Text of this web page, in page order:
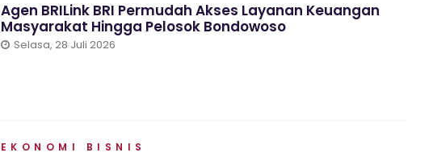
Agen BRILink BRI Permudah Akses Layanan Keuangan
Masyarakat Hingga Pelosok Bondowoso
Selasa, 28 Juli 2026
EKONOMI BISNIS